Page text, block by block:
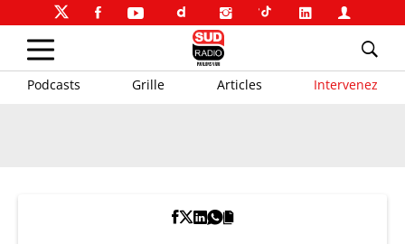
Podcasts Grille Articles Intervenez